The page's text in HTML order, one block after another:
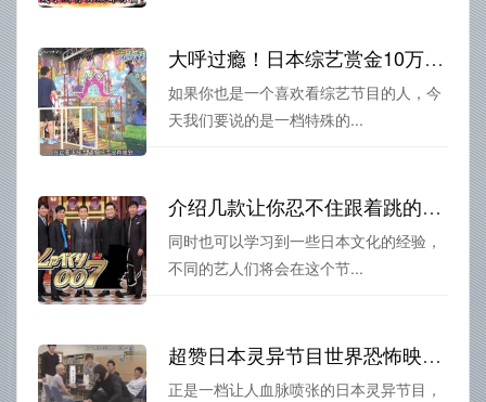
大呼过瘾！日本综艺赏金10万日元的极限玩法
如果你也是一个喜欢看综艺节目的人，今
天我们要说的是一档特殊的...
介绍几款让你忍不住跟着跳的日本综艺视舞蹈节目
同时也可以学习到一些日本文化的经验，
不同的艺人们将会在这个节...
超赞日本灵异节目世界恐怖映像集锦：吓翻你的神经
正是一档让人血脉喷张的日本灵异节目，